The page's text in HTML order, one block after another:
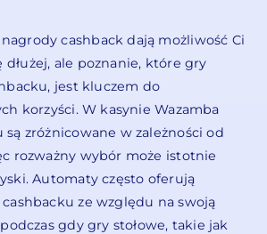
cashback dają możliwość Ci
ale poznanie, które gry
jest kluczem do
korzyści. W kasynie Wazamba
zróżnicowane w zależności od
rozważny wybór może istotnie
Automaty często oferują
ze względu na swoją
gdy gry stołowe, takie jak